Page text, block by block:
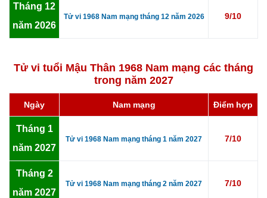
Tháng 12
năm 2026
Tử vi 1968 Nam mạng tháng 12 năm 2026 9/10
Tử vi tuổi Mậu Thân 1968 Nam mạng các tháng
trong năm 2027
Ngày Nam mạng Điểm hợp
Tháng 1
năm 2027
Tử vi 1968 Nam mạng tháng 1 năm 2027 7/10
Tháng 2
năm 2027
Tử vi 1968 Nam mạng tháng 2 năm 2027 7/10